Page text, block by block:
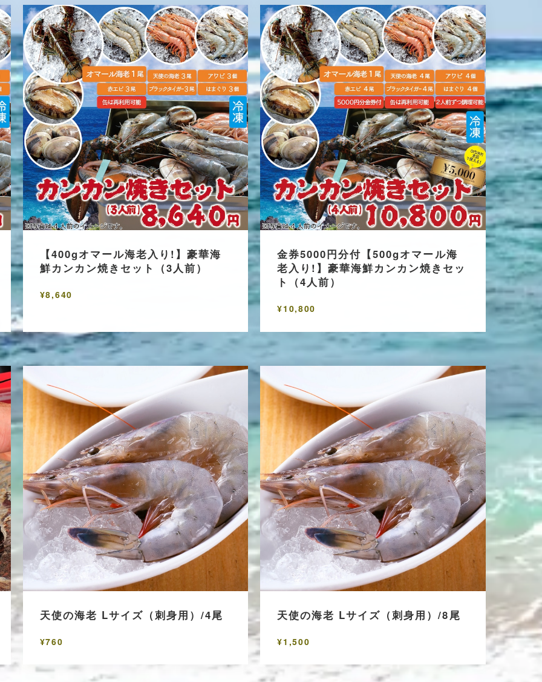
【400gオマール海老入り!】豪華海
鮮カンカン焼きセット（3人前）
¥8,640
金券5000円分付【500gオマール海
老入り!】豪華海鮮カンカン焼きセッ
ト（4人前）
¥10,800
天使の海老 Lサイズ（刺身用）/4尾
¥760
天使の海老 Lサイズ（刺身用）/8尾
¥1,500